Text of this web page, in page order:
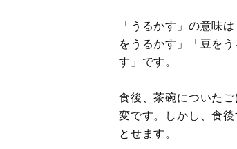
「うるかす」の意味
をうるかす」「豆を
す」です。
食後、茶碗についた
変です。しかし、食
とせます。